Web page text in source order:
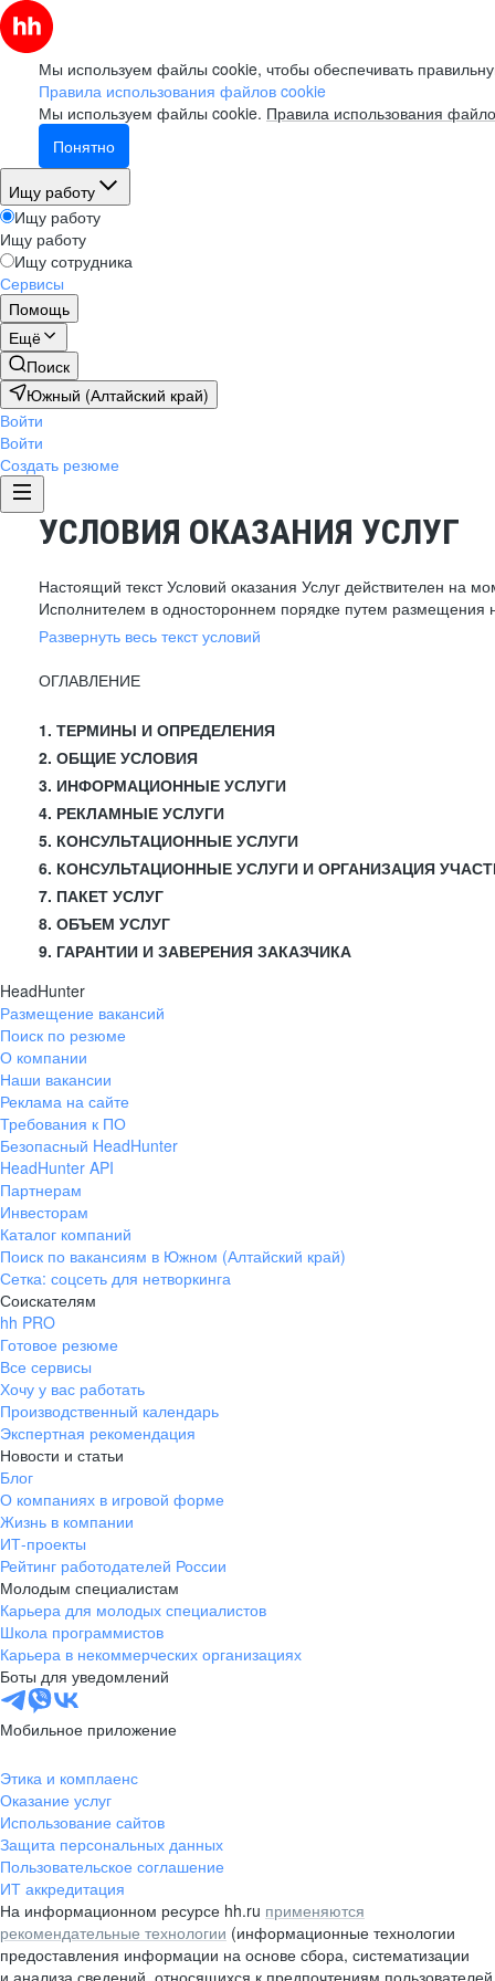
Мы используем файлы cookie, чтобы обеспечивать
Правила использования файлов cookie
Мы используем файлы cookie. Правила использования
Понятно
Ищу работу
Ищу работу
Ищу работу
Ищу сотрудника
Сервисы
Помощь
Ещё
Поиск
Южный (Алтайский край)
Войти
Войти
Создать резюме
УСЛОВИЯ ОКАЗАНИЯ УСЛУГ
Настоящий текст Условий оказания Услуг действителен на
Исполнителем в одностороннем порядке путем размещения
Развернуть весь текст условий
ОГЛАВЛЕНИЕ
1. ТЕРМИНЫ И ОПРЕДЕЛЕНИЯ
2. ОБЩИЕ УСЛОВИЯ
3. ИНФОРМАЦИОННЫЕ УСЛУГИ
4. РЕКЛАМНЫЕ УСЛУГИ
5. КОНСУЛЬТАЦИОННЫЕ УСЛУГИ
6. КОНСУЛЬТАЦИОННЫЕ УСЛУГИ И ОРГАНИЗАЦИЯ
7. ПАКЕТ УСЛУГ
8. ОБЪЕМ УСЛУГ
9. ГАРАНТИИ И ЗАВЕРЕНИЯ ЗАКАЗЧИКА
HeadHunter
Размещение вакансий
Поиск по резюме
О компании
Наши вакансии
Реклама на сайте
Требования к ПО
Безопасный HeadHunter
HeadHunter API
Партнерам
Инвесторам
Каталог компаний
Поиск по вакансиям в Южном (Алтайский край)
Сетка: соцсеть для нетворкинга
Соискателям
hh PRO
Готовое резюме
Все сервисы
Хочу у вас работать
Производственный календарь
Экспертная рекомендация
Новости и статьи
Блог
О компаниях в игровой форме
Жизнь в компании
ИТ-проекты
Рейтинг работодателей России
Молодым специалистам
Карьера для молодых специалистов
Школа программистов
Карьера в некоммерческих организациях
Боты для уведомлений
Мобильное приложение
Этика и комплаенс
Оказание услуг
Использование сайтов
Защита персональных данных
Пользовательское соглашение
ИТ аккредитация
На информационном ресурсе hh.ru применяются
рекомендательные технологии (информационные технологии
предоставления информации на основе сбора, систематизации
и анализа сведений, относящихся к предпочтениям пользователей